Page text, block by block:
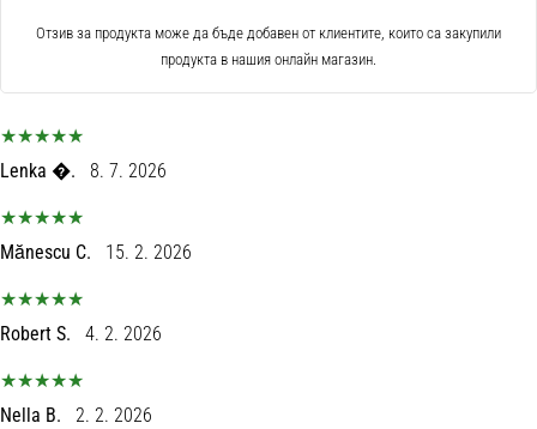
Подготви
за
ЕВРО
2025
официални
екипи
обувки
от
adidas
и
Отзив за продукта може да бъде добавен от клиентите, които са закупили
продукта в нашия онлайн магазин.
Lenka �. 8. 7. 2026
Mănescu C. 15. 2. 2026
Robert S. 4. 2. 2026
Nella B. 2. 2. 2026